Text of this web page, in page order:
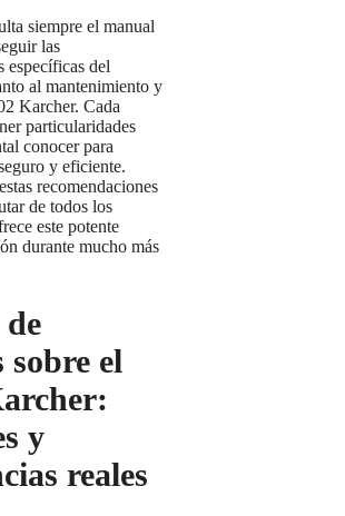
siempre el manual
las
específicas del
al mantenimiento y
Karcher. Cada
particularidades
conocer para
y eficiente.
recomendaciones
de todos los
este potente
durante mucho más
de
sobre el
y
reales